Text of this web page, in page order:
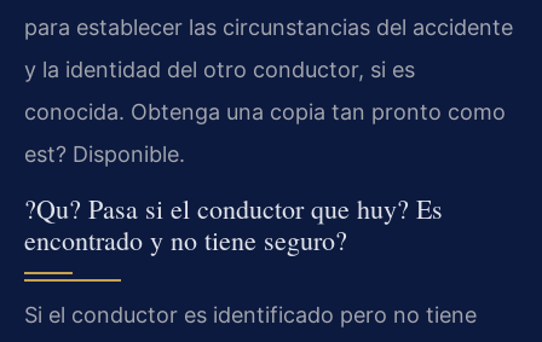
para establecer las circunstancias del accidente
y la identidad del otro conductor, si es
conocida. Obtenga una copia tan pronto como
est? Disponible.
?Qu? Pasa si el conductor que huy? Es
encontrado y no tiene seguro?
Si el conductor es identificado pero no tiene